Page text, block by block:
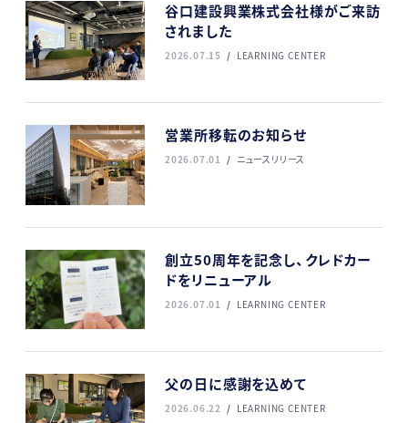
谷口建設興業株式会社様がご来訪
されました
2026.07.15 LEARNING CENTER
営業所移転のお知らせ
2026.07.01 ニュースリリース
創立50周年を記念し、クレドカー
ドをリニューアル
2026.07.01 LEARNING CENTER
父の日に感謝を込めて
2026.06.22 LEARNING CENTER